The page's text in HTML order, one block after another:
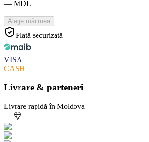
— MDL
Alege mărimea
Plată securizată
VISA
CASH
Livrare & parteneri
Livrare rapidă în Moldova